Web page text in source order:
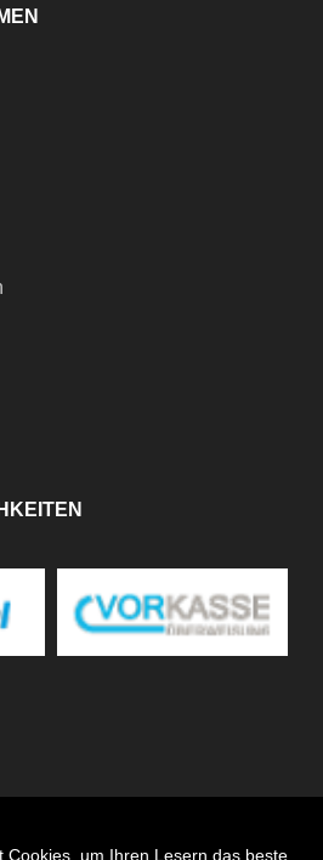
Cookies, um Ihren Lesern das beste